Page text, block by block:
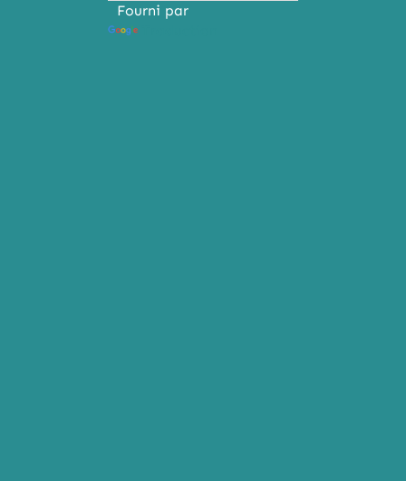
Fourni par